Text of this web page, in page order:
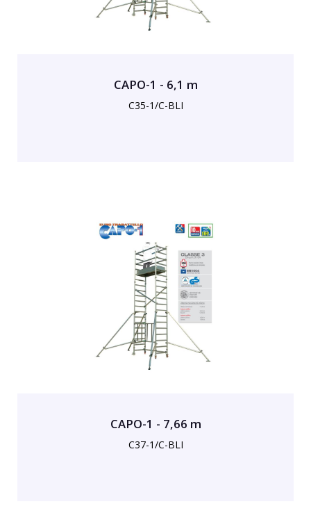
CAPO-1 - 6,1 m
C35-1/C-BLI
CAPO-1 - 7,66 m
C37-1/C-BLI